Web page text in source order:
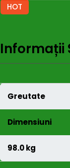
HOT
Informații
Greutate
Dimensiuni
98.0 kg